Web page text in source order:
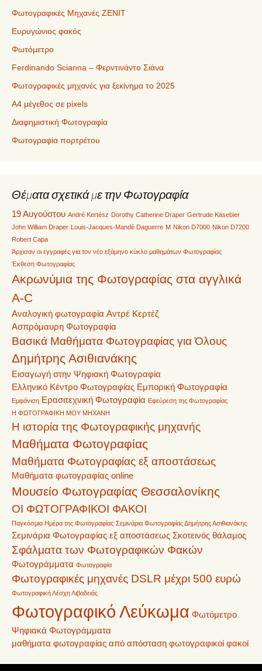
Φωτογραφικές Μηχανές ZENIT
Ευρυγώνιος φακός
Φωτόμετρο
Ferdinando Scianna – Φερντινάντο Σιάνα
Φωτογραφικές μηχανές για ξεκίνημα το 2025
Α4 μέγεθος σε pixels
Διαφημιστική Φωτογραφία
Φωτογραφία πορτρέτου
Θέματα σχετικά με την Φωτογραφία
19 Αυγούστου André Kertész Dorothy Catherine Draper Gertrude Käsebier
John William Draper Louis-Jacques-Mandé Daguerre M Nikon D7000 Nikon D7200
Robert Capa
Άρχισαν οι εγγραφές για τον νέο εξάμηνο κύκλο μαθημάτων Φωτογραφίας
Έκθεση Φωτογραφίας
Ακρωνύμια της Φωτογραφίας στα αγγλικά
A-C
Αναλογική φωτογραφία Αντρέ Κερτέζ
Ασπρόμαυρη Φωτογραφία
Βασικά Μαθήματα Φωτογραφίας για Όλους
Δημήτρης Ασιθιανάκης
Εισαγωγή στην Ψηφιακή Φωτογραφία
Ελληνικό Κέντρο Φωτογραφίας Εμπορική Φωτογραφία
Εμφάνιση Ερασιτεχνική Φωτογραφία Εφεύρεση της Φωτογραφίας
Η ΦΩΤΟΓΡΑΦΙΚΗ ΜΟΥ ΜΗΧΑΝΗ
Η ιστορία της Φωτογραφικής μηχανής
Μαθήματα Φωτογραφίας
Μαθήματα Φωτογραφίας εξ αποστάσεως
Μαθήματα φωτογραφίας online
Μουσείο Φωτογραφίας Θεσσαλονίκης
ΟΙ ΦΩΤΟΓΡΑΦΙΚΟΙ ΦΑΚΟΙ
Παγκόσμια Ημέρα της Φωτογραφίας Σεμινάρια Φωτογραφίας Δημήτρης Ασιθιανάκης
Σεμινάρια Φωτογραφίας εξ αποστάσεως Σκοτεινός θάλαμος
Σφάλματα των Φωτογραφικών Φακών
Φωτογράμματα Φωτογραφία
Φωτογραφικές μηχανές DSLR μέχρι 500 ευρώ
Φωτογραφική Λέσχη Λιβαδειάς
Φωτογραφικό Λεύκωμα Φωτόμετρο
Ψηφιακά Φωτογράμματα
μαθήματα φωτογραφίας από απόσταση φωτογραφικοί φακοί